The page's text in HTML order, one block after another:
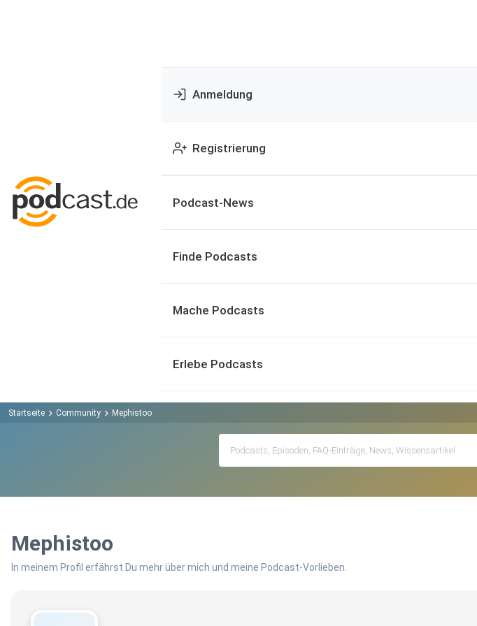
Anmeldung
Registrierung
Podcast-News
Finde Podcasts
Mache Podcasts
Erlebe Podcasts
Startseite Community Mephistoo
Mephistoo
In meinem Profil erfährst Du mehr über mich und meine Podcast-Vorlieben.